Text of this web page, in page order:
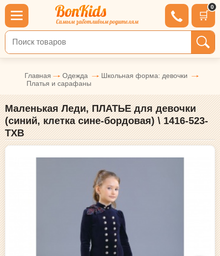
🛒
0
Поиск по товарам
Главная Одежда
Школьная форма: девочки
Платья и сарафаны
Маленькая Леди, ПЛАТЬЕ для девочки
(синий, клетка сине-бордовая) \ 1416-523-
ТХВ